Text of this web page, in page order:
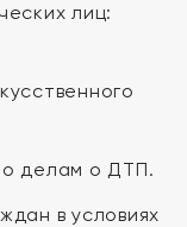
лиц:
делам о ДТП.
в условиях